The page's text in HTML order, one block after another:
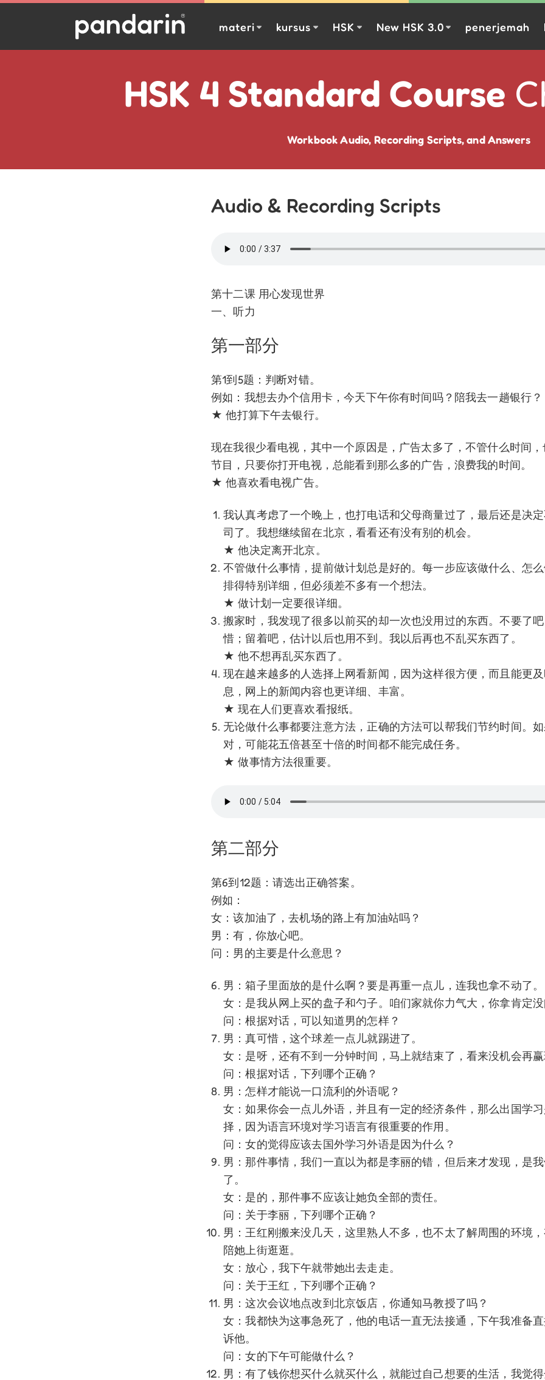
materi kursus HSK New HSK 3.0 penerjemah
HSK 4 Standard Course
Workbook Audio, Recording Scripts, and Answers
Audio & Recording Scripts
第十二课 用心发现世界
一、听力
第一部分
第1到5题：判断对错。
例如：我想去办个信用卡，今天下午你有时间吗？陪我去一趟银行？
★ 他打算下午去银行。
现在我很少看电视，其中一个原因是，广告太多了，不管什么时间
节目，只要你打开电视，总能看到那么多的广告，浪费我的时间。
★ 他喜欢看电视广告。
我认真考虑了一个晚上，也打电话和父母商量过了，最后还是决
司了。我想继续留在北京，看看还有没有别的机会。
★ 他决定离开北京。
不管做什么事情，提前做计划总是好的。每一步应该做什么、怎
排得特别详细，但必须差不多有一个想法。
★ 做计划一定要很详细。
搬家时，我发现了很多以前买的却一次也没用过的东西。不要了
惜；留着吧，估计以后也用不到。我以后再也不乱买东西了。
★ 他不想再乱买东西了。
现在越来越多的人选择上网看新闻，因为这样很方便，而且能更
息，网上的新闻内容也更详细、丰富。
★ 现在人们更喜欢看报纸。
无论做什么事都要注意方法，正确的方法可以帮我们节约时间。
对，可能花五倍甚至十倍的时间都不能完成任务。
★ 做事情方法很重要。
第二部分
第6到12题：请选出正确答案。
例如：
女：该加油了，去机场的路上有加油站吗？
男：有，你放心吧。
问：男的主要是什么意思？
男：箱子里面放的是什么啊？要是再重一点儿，连我也拿不动了。
女：是我从网上买的盘子和勺子。咱们家就你力气大，你拿肯定没
问：根据对话，可以知道男的怎样？
男：真可惜，这个球差一点儿就踢进了。
女：是呀，还有不到一分钟时间，马上就结束了，看来没机会再赢
问：根据对话，下列哪个正确？
男：怎样才能说一口流利的外语呢？
女：如果你会一点儿外语，并且有一定的经济条件，那么出国学
择，因为语言环境对学习语言有很重要的作用。
问：女的觉得应该去国外学习外语是因为什么？
男：那件事情，我们一直以为都是李丽的错，但后来才发现，是
了。
女：是的，那件事不应该让她负全部的责任。
问：关于李丽，下列哪个正确？
男：王红刚搬来没几天，这里熟人不多，也不太了解周围的环境
陪她上街逛逛。
女：放心，我下午就带她出去走走。
问：关于王红，下列哪个正确？
男：这次会议地点改到北京饭店，你通知马教授了吗？
女：我都快为这事急死了，他的电话一直无法接通，下午我准备
诉他。
问：女的下午可能做什么？
男：有了钱你想买什么就买什么，就能过自己想要的生活，我觉